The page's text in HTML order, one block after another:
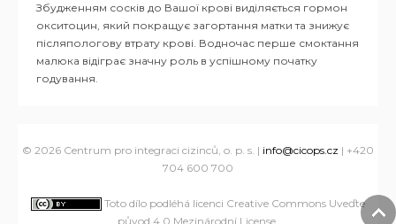
Збудженням сосків до Вашої крові виділяється гормон
окситоцин, який покращує загортання матки та знижує
післяпологову втрату крові. Водночас перше смоктання
малюка відіграє значну роль в успішному початку
годування.
© 2026 Centrum pro integraci cizinců, o. p. s. | info@cicops.cz | +420
704 600 700
Toto dílo podléhá licenci Creative Commons Uveďte
původ 4.0 Mezinárodní License